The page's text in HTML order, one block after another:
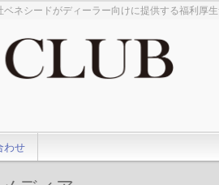
ネシードがディーラー向けに提供する福利厚生
わせ